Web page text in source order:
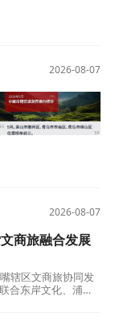
2026-08-07
2026-08-07
商旅融合发展
辖区文商旅协同发
合东岸文化、浦东